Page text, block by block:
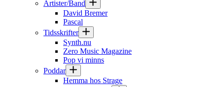
Artister/Band
David Bremer
Pascal
Tidsskrifter
Synth.nu
Zero Music Magazine
Pop vi minns
Poddar
Hemma hos Strage